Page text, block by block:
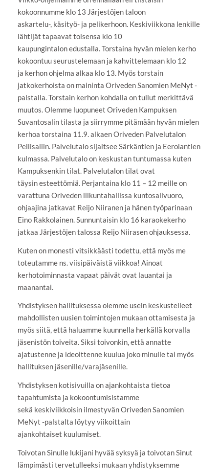
kokoonnumme klo 13 Järjestöjen taloon
askartelu-, käsityö- ja pelikerhoon. Keskiviikkona lenkille
lähtijät tapaavat toisensa klo 10
kaupungintalon edustalla. Torstaina hyvän mielen kerho
kokoontuu seurustelemaan ja kahvittelemaan klo 12
ja kerhon ohjelma alkaa klo 13. Myös torstain
jatkokerhoista on maininta Oriveden Sanomien MeNyt -
palstalla. Torstain kerhon kohdalla on tullut merkittävä
muutos. Olemme luopuneet Oriveden Kampuksen
Suvantosalin tilasta ja siirrymme pitämään hyvän mielen
kerhoa torstaina 11.9. alkaen Oriveden Palvelutalon
Peilisaliin. Palvelutalo sijaitsee Särkäntien ja Eerolantien
kulmassa. Palvelutalo on keskustan tuntumassa kuten
Kampuksenkin tilat. Palvelutalon tilat ovat
täysin esteettömiä. Perjantaina klo 11 – 12 meille on
varattuna Oriveden liikuntahallissa kuntosalivuoro,
ohjaajina jatkavat Reijo Niiranen ja hänen työparinaan
Eino Rakkolainen. Sunnuntaisin klo 16 karaokekerho
jatkaa Järjestöjen talossa Reijo Niirasen ohjauksessa.
Kuten on monesti vitsikkäästi todettu, että myös me
toteutamme ns. viisipäiväistä viikkoa! Ainoat
kerhotoiminnasta vapaat päivät ovat lauantai ja
maanantai.
Yhdistyksen hallituksessa olemme usein keskustelleet
mahdollisten uusien toimintojen mukaan ottamisesta ja
myös siitä, että haluamme kuunnella herkällä korvalla
jäsenistön toiveita. Siksi toivonkin, että annatte
ajatustenne ja ideoittenne kuulua joko minulle tai myös
hallituksen jäsenille/varajäsenille.
Yhdistyksen kotisivuilla on ajankohtaista tietoa
tapahtumista ja kokoontumisistamme
sekä keskiviikkoisin ilmestyvän Oriveden Sanomien
MeNyt -palstalta löytyy viikoittain
ajankohtaiset kuulumiset.
Toivotan Sinulle lukijani hyvää syksyä ja toivotan Sinut
lämpimästi tervetulleeksi mukaan yhdistyksemme